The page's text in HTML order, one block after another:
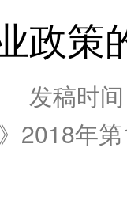
政策
发稿时
2018年